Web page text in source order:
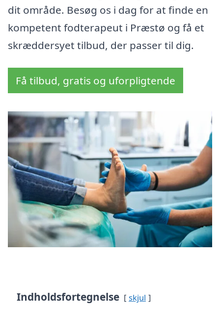
dit område. Besøg os i dag for at finde en
kompetent fodterapeut i Præstø og få et
skræddersyet tilbud, der passer til dig.
Få tilbud, gratis og uforpligtende
Indholdsfortegnelse skjul